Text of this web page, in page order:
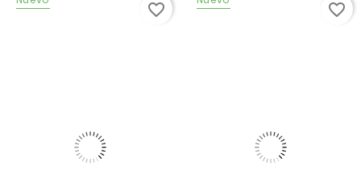
favorite_border favorite_border